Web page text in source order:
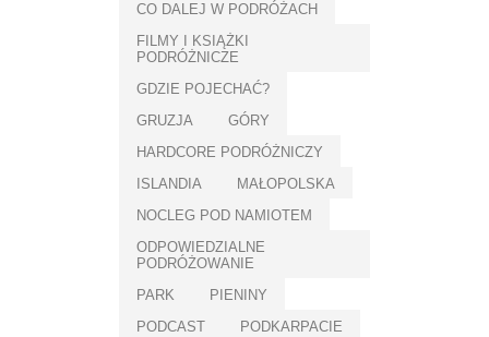
CO DALEJ W PODRÓŻACH
FILMY I KSIĄŻKI
PODRÓŻNICZE
GDZIE POJECHAĆ?
GRUZJA
GÓRY
HARDCORE PODRÓŻNICZY
ISLANDIA
MAŁOPOLSKA
NOCLEG POD NAMIOTEM
ODPOWIEDZIALNE
PODRÓŻOWANIE
PARK
PIENINY
PODCAST
PODKARPACIE